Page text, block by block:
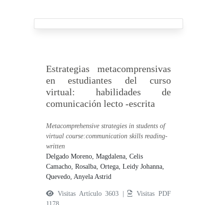
Estrategias metacomprensivas
en estudiantes del curso
virtual: habilidades de
comunicación lecto -escrita
Metacomprehensive strategies in students of
virtual course:communication skills reading-
written
Delgado Moreno, Magdalena,Celis
Camacho, Rosalba,Ortega, Leidy Johanna,
Quevedo, Anyela Astrid
Visitas Artículo 3603 |
Visitas PDF